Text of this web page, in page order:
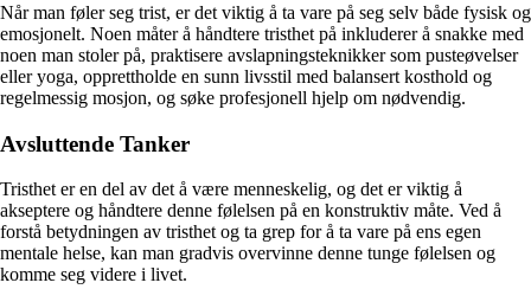
Når man føler seg trist, er det viktig å ta vare på seg selv både fysisk og
emosjonelt. Noen måter å håndtere tristhet på inkluderer å snakke med
noen man stoler på, praktisere avslapningsteknikker som pusteøvelser
eller yoga, opprettholde en sunn livsstil med balansert kosthold og
regelmessig mosjon, og søke profesjonell hjelp om nødvendig.
Avsluttende Tanker
Tristhet er en del av det å være menneskelig, og det er viktig å
akseptere og håndtere denne følelsen på en konstruktiv måte. Ved å
forstå betydningen av tristhet og ta grep for å ta vare på ens egen
mentale helse, kan man gradvis overvinne denne tunge følelsen og
komme seg videre i livet.